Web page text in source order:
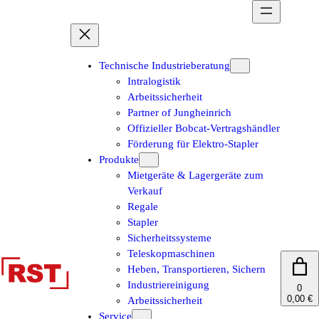
Technische Industrieberatung
Intralogistik
Arbeitssicherheit
Partner of Jungheinrich
Offizieller Bobcat-Vertragshändler
Förderung für Elektro-Stapler
Produkte
Mietgeräte & Lagergeräte zum
Verkauf
Regale
Stapler
Sicherheitssysteme
Teleskopmaschinen
Heben, Transportieren, Sichern
Industriereinigung
Arbeitssicherheit
Service
0
0,00 €